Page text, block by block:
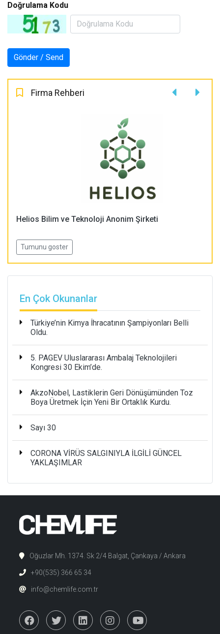
Doğrulama Kodu
Firma Rehberi
Helios Bilim ve Teknoloji Anonim Şirketi
Tumunu goster
En Çok Okunanlar
Türkiye’nin Kimya İhracatının Şampiyonları Belli
Oldu.
5. PAGEV Uluslararası Ambalaj Teknolojileri
Kongresi 30 Ekim’de.
AkzoNobel, Lastiklerin Geri Dönüşümünden Toz
Boya Üretmek İçin Yeni Bir Ortaklık Kurdu.
Sayı 30
CORONA VİRÜS SALGINIYLA İLGİLİ GÜNCEL
YAKLAŞIMLAR
Oğuzlar Mh. 1374. Sk 2/4 Balgat, Çankaya / Ankara
+90(535) 366 65 34
info@chemlife.com.tr